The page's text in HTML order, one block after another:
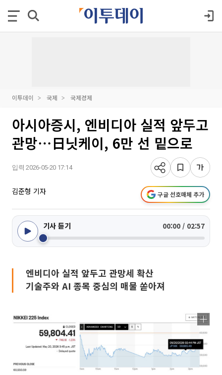
이투데이 국제 국제경제
아시아증시, 엔비디아 실적 앞두고
관망⋯日닛케이, 6만 선 밑으로
입력 2026-05-20 17:14
김준형 기자 구글 선호매체 추가
기사 듣기 00:00 / 02:57
엔비디아 실적 앞두고 관망세 확산
기술주와 AI 종목 중심의 매물 쏟아져